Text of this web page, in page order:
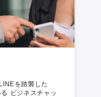
を踏襲した
ビジネスチャッ